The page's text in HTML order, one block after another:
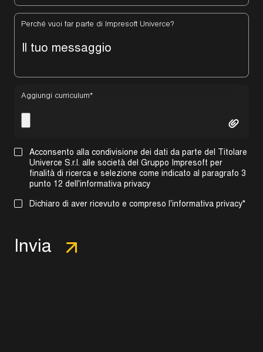
Perché vuoi far parte di Impresoft Univerce?
Aggiungi curriculum*
Acconsento alla condivisione dei dati da parte del Titolare
Univerce S.r.l. alle società del Gruppo Impresoft per
finalità di ricerca e selezione come indicato al paragrafo 3
punto 12 dell'informativa privacy
Dichiaro di aver ricevuto e compreso l'informativa privacy*